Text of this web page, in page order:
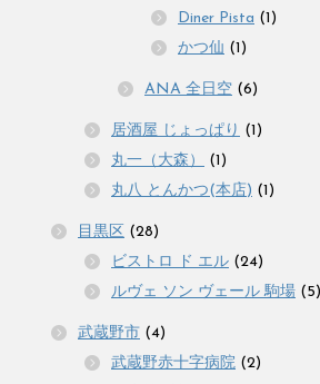
Diner Pista (1)
かつ仙 (1)
ANA 全日空 (6)
居酒屋 じょっぱり (1)
丸一（大森）
(1)
丸八 とんかつ(本店) (1)
目黒区 (28)
ビストロ ド エル (24)
ルヴェ ソン ヴェール 駒場 (5)
武蔵野市 (4)
武蔵野赤十字病院 (2)